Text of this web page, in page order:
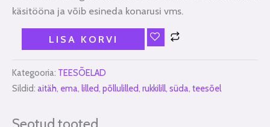
käsitööna ja võib esineda konarusi vms.
LISA KORVI
Kategooria: TEESÕELAD
Sildid: aitäh, ema, lilled, põllulilled, rukkilill, süda, teesõel